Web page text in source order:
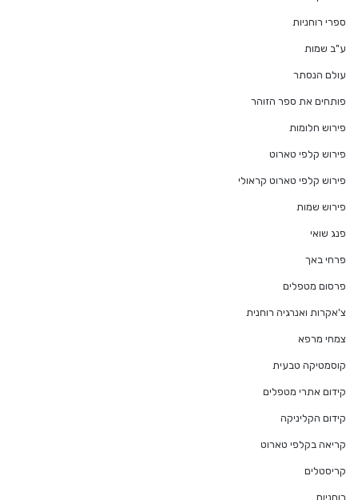
ספרי רוחניות
ע"ב שמות
עולם הנסתר
פותחים את ספר הזוהר
פירוש חלומות
פירוש קלפי טארוט
פירוש קלפי טארוט קראולי
פירוש שמות
פנג שואי
פרחי באך
פרסום מטפלים
צ'אקרות ואנרגיה רוחנית
צמחי מרפא
קוסמטיקה טבעית
קידום אתרי מטפלים
קידום הקליניקה
קריאה בקלפי טארוט
קריסטלים
רוחניות